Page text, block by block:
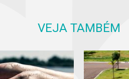
VEJA TAMBÉM